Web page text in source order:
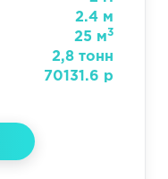
2.4 м
25 м3
2,8 тонн
70131.6 р